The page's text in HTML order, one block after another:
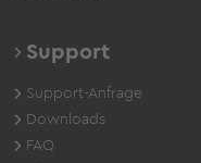
Support
Support-Anfrage
Downloads
FAQ